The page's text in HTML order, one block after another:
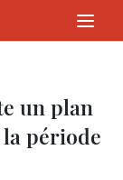
un plan
période